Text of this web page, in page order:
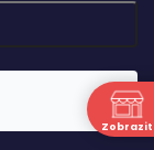
vyhrazena.
Zobrazit